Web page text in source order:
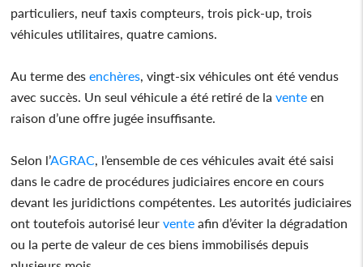
particuliers, neuf taxis compteurs, trois pick-up, trois
véhicules utilitaires, quatre camions.
Au terme des enchères , vingt-six véhicules ont été vendus
avec succès. Un seul véhicule a été retiré de la vente en
raison d’une offre jugée insuffisante.
Selon l’AGRAC , l’ensemble de ces véhicules avait été saisi
dans le cadre de procédures judiciaires encore en cours
devant les juridictions compétentes. Les autorités judiciaires
ont toutefois autorisé leur vente afin d’éviter la dégradation
ou la perte de valeur de ces biens immobilisés depuis